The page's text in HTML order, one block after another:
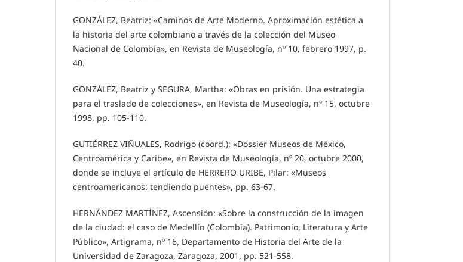
GONZÁLEZ, Beatriz: «Caminos de Arte Moderno. Aproximación estética a
la historia del arte colombiano a través de la colección del Museo
Nacional de Colombia», en Revista de Museología, nº 10, febrero 1997, p.
40.
GONZÁLEZ, Beatriz y SEGURA, Martha: «Obras en prisión. Una estrategia
para el traslado de colecciones», en Revista de Museología, nº 15, octubre
1998, pp. 105-110.
GUTIÉRREZ VIÑUALES, Rodrigo (coord.): «Dossier Museos de México,
Centroamérica y Caribe», en Revista de Museología, nº 20, octubre 2000,
donde se incluye el artículo de HERRERO URIBE, Pilar: «Museos
centroamericanos: tendiendo puentes», pp. 63-67.
HERNÁNDEZ MARTÍNEZ, Ascensión: «Sobre la construcción de la imagen
de la ciudad: el caso de Medellín (Colombia). Patrimonio, Literatura y Arte
Público», Artigrama, nº 16, Departamento de Historia del Arte de la
Universidad de Zaragoza, Zaragoza, 2001, pp. 521-558.